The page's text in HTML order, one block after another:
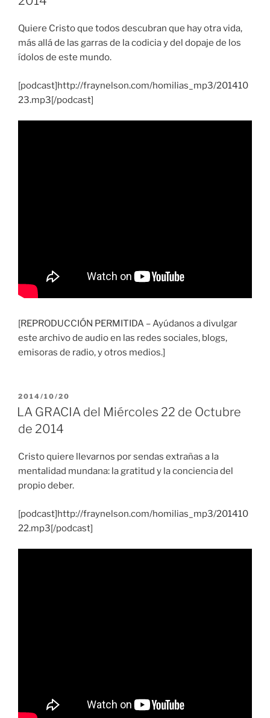
Quiere Cristo que todos descubran que hay otra vida,
más allá de las garras de la codicia y del dopaje de los
ídolos de este mundo.
[podcast]http://fraynelson.com/homilias_mp3/201410
23.mp3[/podcast]
[REPRODUCCIÓN PERMITIDA – Ayúdanos a divulgar
este archivo de audio en las redes sociales, blogs,
emisoras de radio, y otros medios.]
PUBLICADO
EL
2014/10/20
LA GRACIA del Miércoles 22 de Octubre
de 2014
Cristo quiere llevarnos por sendas extrañas a la
mentalidad mundana: la gratitud y la conciencia del
propio deber.
[podcast]http://fraynelson.com/homilias_mp3/201410
22.mp3[/podcast]